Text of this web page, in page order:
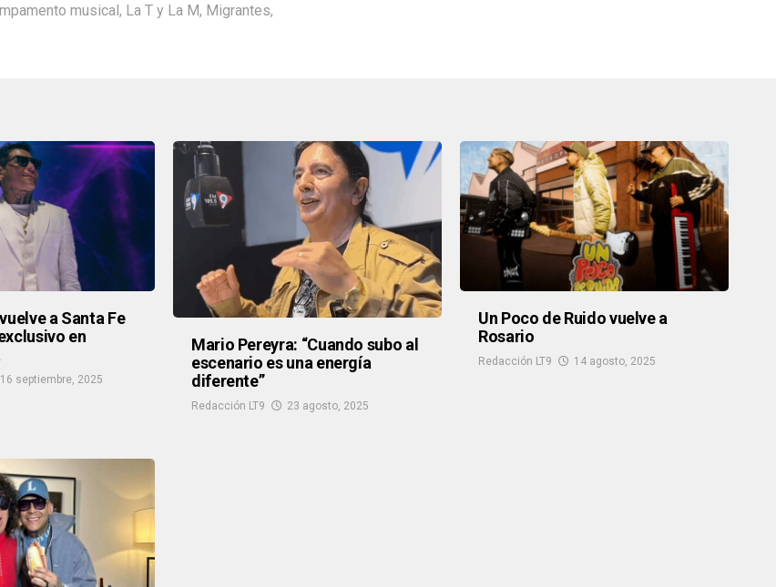
musical, La T y La M, Migrantes,
a Santa Fe
en
16 septiembre, 2025
Mario Pereyra: “Cuando subo al
escenario es una energía
diferente”
Redacción LT9 23 agosto, 2025
Un Poco de Ruido vuelve a
Rosario
Redacción LT9 14 agosto, 2025